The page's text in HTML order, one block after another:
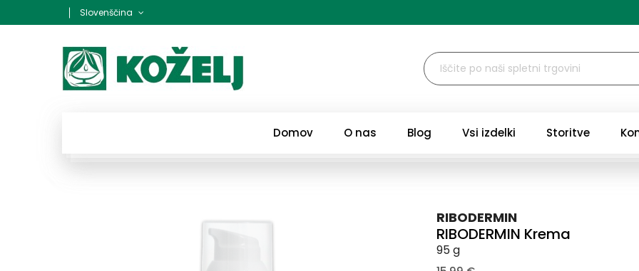
Slovenščina
Domov O nas Blog Vsi izdelki Storitve
RIBODERMIN
RIBODERMIN Krema
95 g